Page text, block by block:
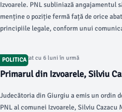
Izvoarele. PNL subliniază angajamentul
menține o poziție fermă față de orice
principiile legale, conform unui
POLITICA
Articol postat cu 6 luni în urmă
Primarul din Izvoarele, Silviu
Judecătoria din Giurgiu a emis un ordin
PNL al comunei Izvoarele, Silviu Cazacu